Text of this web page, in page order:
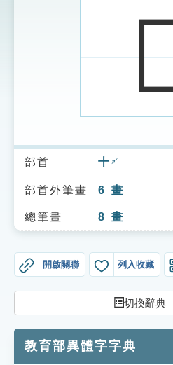
索引選單
知識索引
單字索引
貓頭鷹博士
部首 十 ㄕˊ
部首外筆畫 6 畫
總筆畫 8 畫
開啟關聯 列入收藏
切換辭典
教育部異體字字典